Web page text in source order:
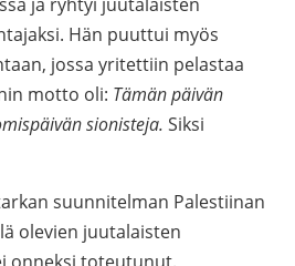
Hän puuttui myös
jossa yritettiin pelastaa
motto oli: Tämän päivän
sionisteja. Siksi
suunnitelman Palestiinan
olevien juutalaisten